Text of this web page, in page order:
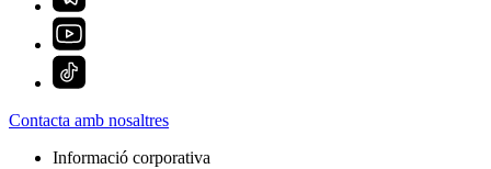
Contacta amb nosaltres
Informació corporativa